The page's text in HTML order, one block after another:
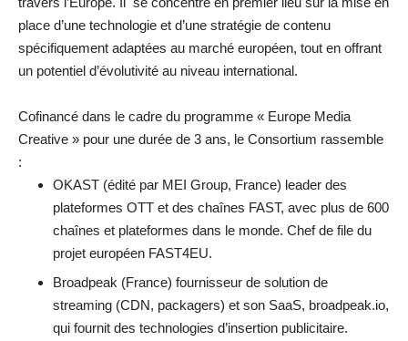
place d’une technologie et d’une stratégie de contenu
spécifiquement adaptées au marché européen, tout en offrant
un potentiel d’évolutivité au niveau international.
Cofinancé dans le cadre du programme « Europe Media
Creative » pour une durée de 3 ans, le Consortium rassemble
:
OKAST (édité par MEI Group, France) leader des
plateformes OTT et des chaînes FAST, avec plus de 600
chaînes et plateformes dans le monde. Chef de file du
projet européen FAST4EU.
Broadpeak (France) fournisseur de solution de
streaming (CDN, packagers) et son SaaS, broadpeak.io,
qui fournit des technologies d’insertion publicitaire.